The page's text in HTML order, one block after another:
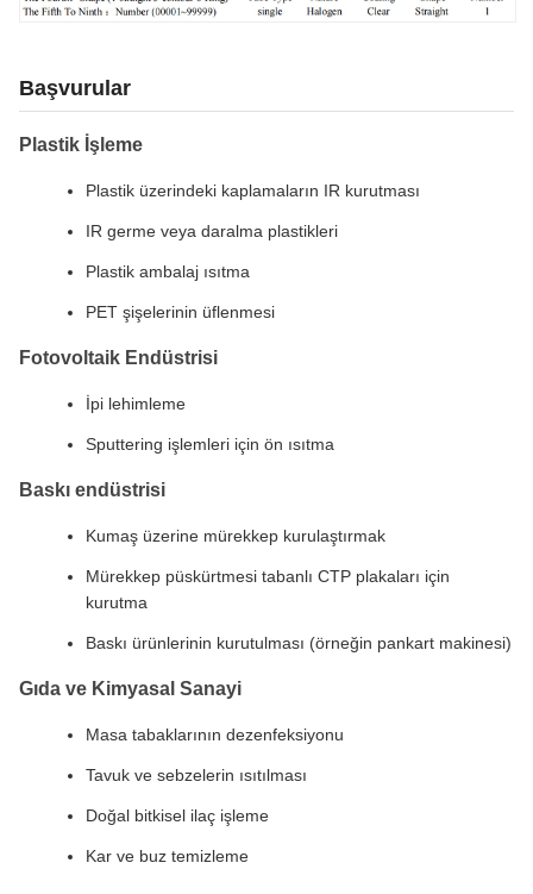
Başvurular
Plastik İşleme
Plastik üzerindeki kaplamaların IR kurutması
IR germe veya daralma plastikleri
Plastik ambalaj ısıtma
PET şişelerinin üflenmesi
Fotovoltaik Endüstrisi
İpi lehimleme
Sputtering işlemleri için ön ısıtma
Baskı endüstrisi
Kumaş üzerine mürekkep kurulaştırmak
Mürekkep püskürtmesi tabanlı CTP plakaları için
kurutma
Baskı ürünlerinin kurutulması (örneğin pankart makinesi)
Gıda ve Kimyasal Sanayi
Masa tabaklarının dezenfeksiyonu
Tavuk ve sebzelerin ısıtılması
Doğal bitkisel ilaç işleme
Kar ve buz temizleme